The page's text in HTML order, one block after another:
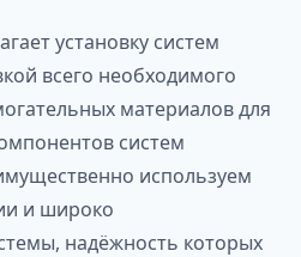
установку систем
всего необходимого
материалов для
систем
используем
и широко
надёжность которых